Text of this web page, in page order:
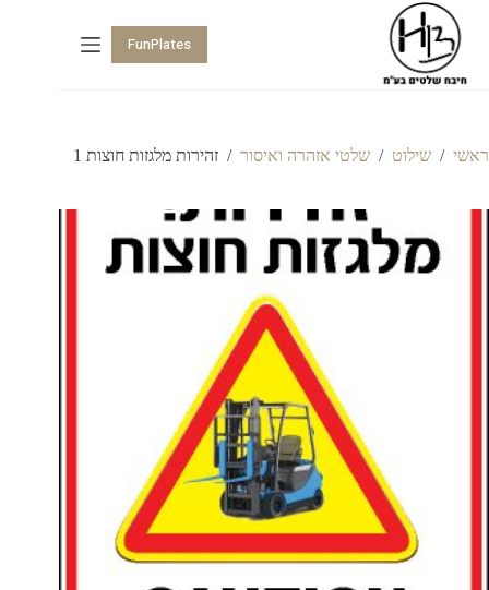
FunPlates
ראשי / שילוט / שלטי אזהרה ואיסור / זהירות מלגזות חוצות 1